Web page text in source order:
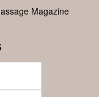
Magazine